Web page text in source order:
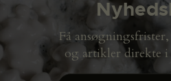
Få
og artikler direkte